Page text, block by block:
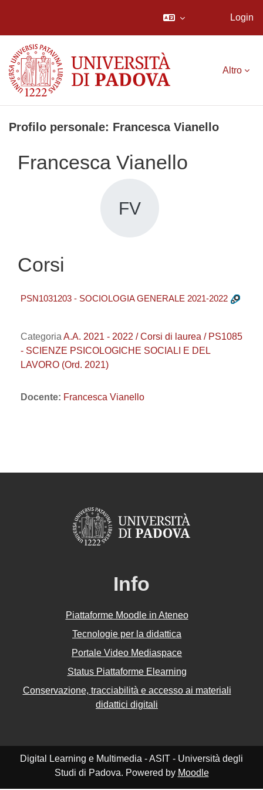
Login
Altro
Profilo personale: Francesca Vianello
Francesca Vianello
FV
Corsi
PSN1031203 - SOCIOLOGIA GENERALE 2021-2022
Categoria A.A. 2021 - 2022 / Corsi di laurea / PS1085
- SCIENZE PSICOLOGICHE SOCIALI E DEL
LAVORO (Ord. 2021)
Docente: Francesca Vianello
Info
Piattaforme Moodle in Ateneo
Tecnologie per la didattica
Portale Video Mediaspace
Status Piattaforme Elearning
Conservazione, tracciabilità e accesso ai materiali
didattici digitali
Digital Learning e Multimedia - ASIT - Università degli
Studi di Padova. Powered by Moodle